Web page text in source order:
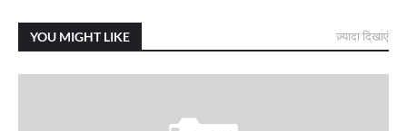
YOU MIGHT LIKE ज़्यादा दिखाएं